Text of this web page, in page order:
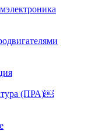
(ПРА)￼